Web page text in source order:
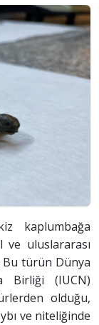
kaplumbağa
uluslararası
Bu türün Dünya
Birliği (IUCN)
olduğu,
ve niteliğinde